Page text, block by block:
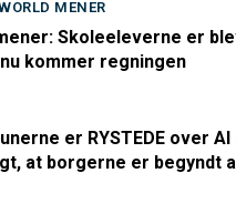
MENER
Skoleeleverne er
kommer regningen
er RYSTEDE over
at borgerne er begyndt